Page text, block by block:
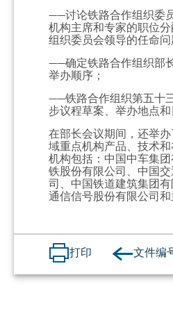
——讨论铁路合作组织委
机构主席和专家的职位
组织委员会领导的任命问
——确定铁路合作组织部
举办顺序；
——铁路合作组织第五十
步议程草案、举办地点和
在部长会议期间，还举
域重点机构产品、技术
机构包括：中国中车集
铁股份有限公司、中国
司、中国铁道建筑集团
通信信号股份有限公司和
打印 文件编